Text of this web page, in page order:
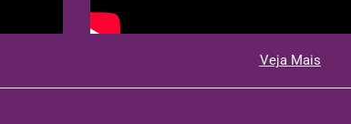
Veja Mais